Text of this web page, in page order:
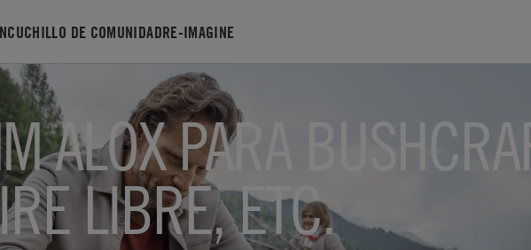
CUCHILLO DE COMUNIDADRE-IMAGINE
ALOX PARA
LIBRE, ETC.